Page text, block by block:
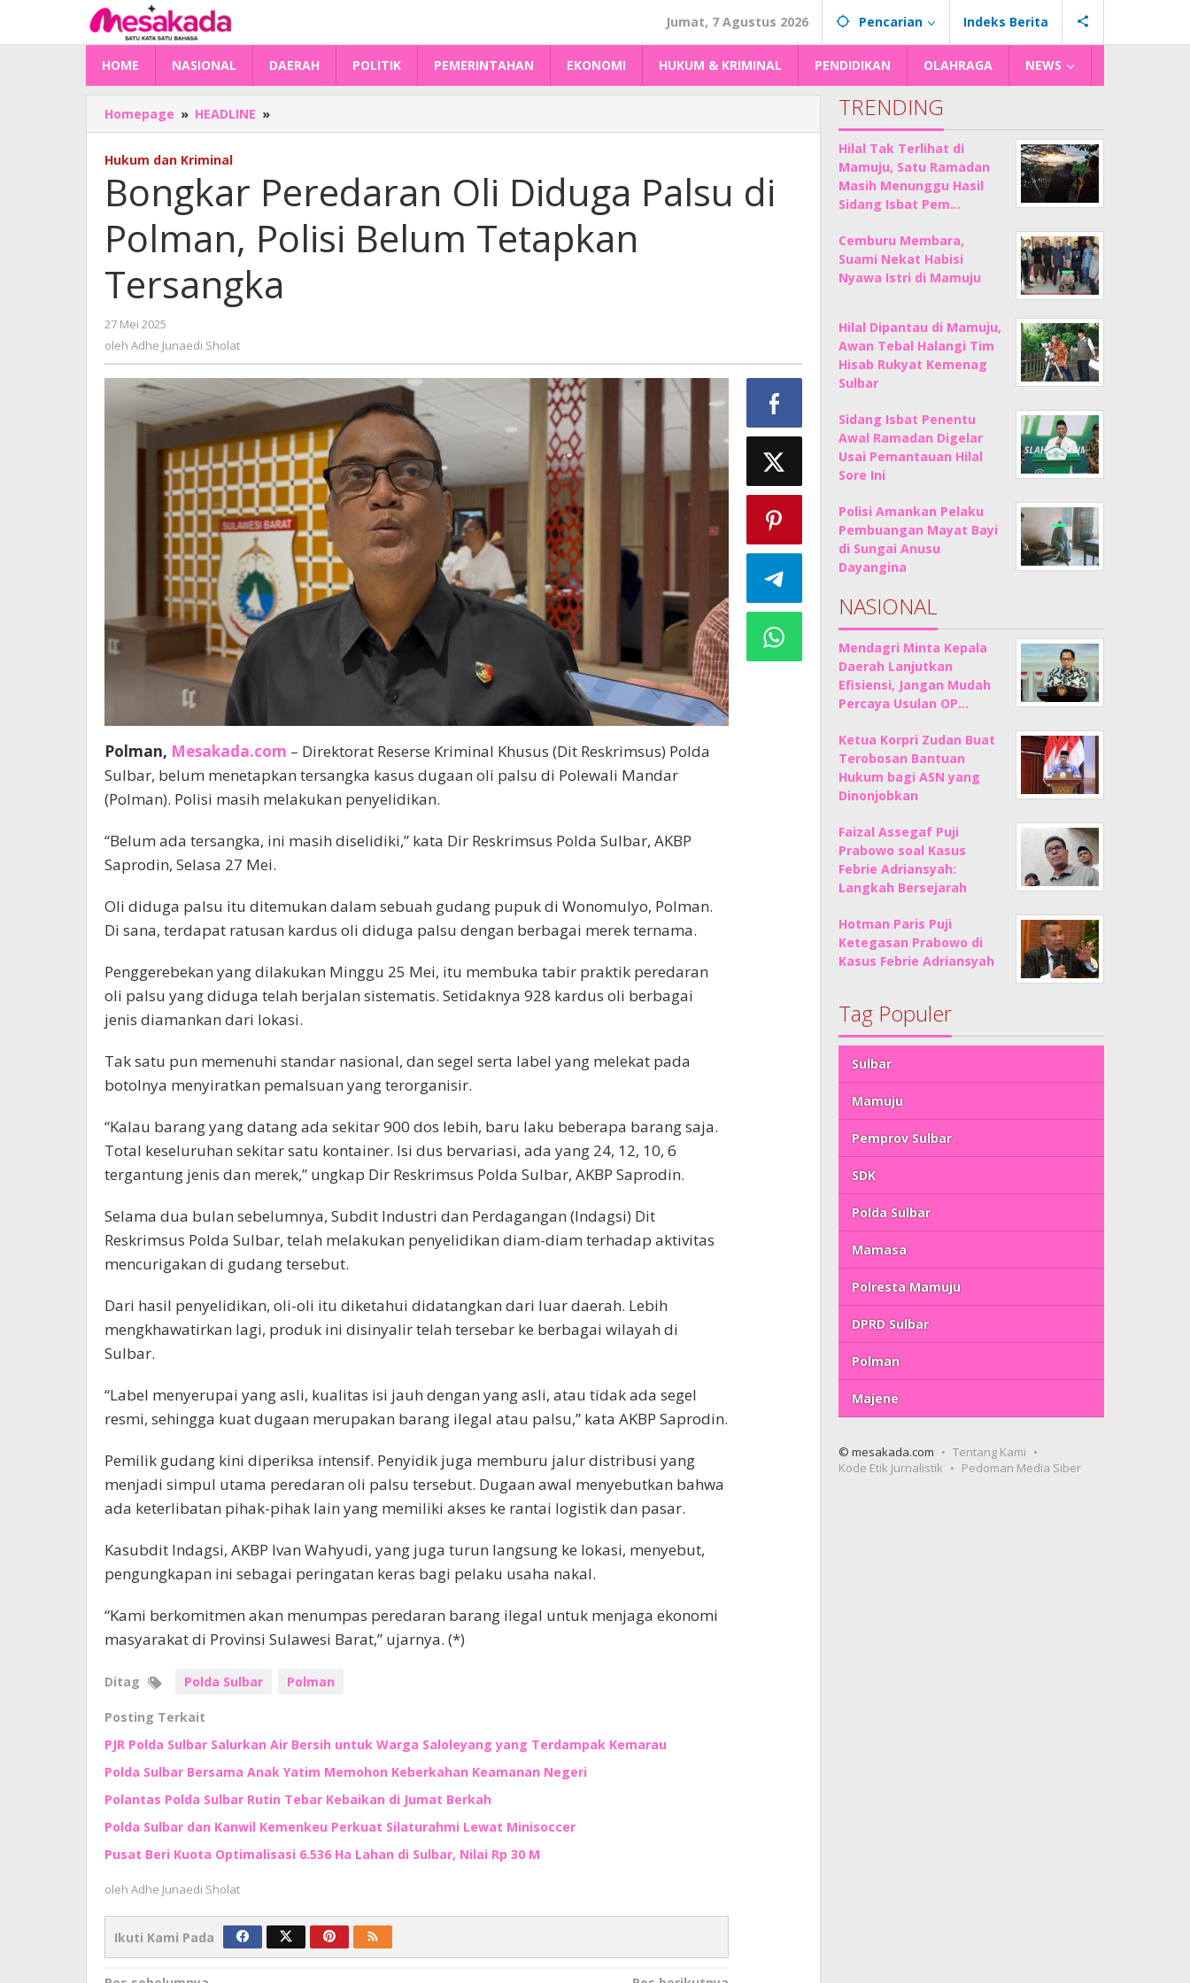
konten
Jumat, 7 Agustus 2026 Pencarian Indeks Berita
HOME NASIONAL DAERAH POLITIK PEMERINTAHAN EKONOMI HUKUM & KRIMINAL PENDIDIKAN OLAHRAGA NEWS
Homepage » HEADLINE »
Peredaran
Palsu
Polman,
Polisi
Tetapkan
Tersangka
Hukum dan Kriminal
Bongkar Peredaran Oli Diduga Palsu di
Polman, Polisi Belum Tetapkan
Tersangka
27 Mei 2025
Adhe
oleh Adhe Junaedi Sholat
Polman, Mesakada.com – Direktorat Reserse Kriminal Khusus (Dit Reskrimsus) Polda
Sulbar, belum menetapkan tersangka kasus dugaan oli palsu di Polewali Mandar
(Polman). Polisi masih melakukan penyelidikan.
“Belum ada tersangka, ini masih diselidiki,” kata Dir Reskrimsus Polda Sulbar, AKBP
Saprodin, Selasa 27 Mei.
Oli diduga palsu itu ditemukan dalam sebuah gudang pupuk di Wonomulyo, Polman.
Di sana, terdapat ratusan kardus oli diduga palsu dengan berbagai merek ternama.
Penggerebekan yang dilakukan Minggu 25 Mei, itu membuka tabir praktik peredaran
oli palsu yang diduga telah berjalan sistematis. Setidaknya 928 kardus oli berbagai
jenis diamankan dari lokasi.
Tak satu pun memenuhi standar nasional, dan segel serta label yang melekat pada
botolnya menyiratkan pemalsuan yang terorganisir.
“Kalau barang yang datang ada sekitar 900 dos lebih, baru laku beberapa barang saja.
Total keseluruhan sekitar satu kontainer. Isi dus bervariasi, ada yang 24, 12, 10, 6
tergantung jenis dan merek,” ungkap Dir Reskrimsus Polda Sulbar, AKBP Saprodin.
Selama dua bulan sebelumnya, Subdit Industri dan Perdagangan (Indagsi) Dit
Reskrimsus Polda Sulbar, telah melakukan penyelidikan diam-diam terhadap aktivitas
mencurigakan di gudang tersebut.
Dari hasil penyelidikan, oli-oli itu diketahui didatangkan dari luar daerah. Lebih
mengkhawatirkan lagi, produk ini disinyalir telah tersebar ke berbagai wilayah di
Sulbar.
“Label menyerupai yang asli, kualitas isi jauh dengan yang asli, atau tidak ada segel
resmi, sehingga kuat dugaan merupakan barang ilegal atau palsu,” kata AKBP Saprodin.
Pemilik gudang kini diperiksa intensif. Penyidik juga memburu jalur distribusi yang
menjadi simpul utama peredaran oli palsu tersebut. Dugaan awal menyebutkan bahwa
ada keterlibatan pihak-pihak lain yang memiliki akses ke rantai logistik dan pasar.
Kasubdit Indagsi, AKBP Ivan Wahyudi, yang juga turun langsung ke lokasi, menyebut,
pengungkapan ini sebagai peringatan keras bagi pelaku usaha nakal.
“Kami berkomitmen akan menumpas peredaran barang ilegal untuk menjaga ekonomi
masyarakat di Provinsi Sulawesi Barat,” ujarnya. (*)
Ditag Polda Sulbar Polman
Posting Terkait
PJR Polda Sulbar Salurkan Air Bersih untuk Warga Saloleyang yang Terdampak Kemarau
Polda Sulbar Bersama Anak Yatim Memohon Keberkahan Keamanan Negeri
Polantas Polda Sulbar Rutin Tebar Kebaikan di Jumat Berkah
Polda Sulbar dan Kanwil Kemenkeu Perkuat Silaturahmi Lewat Minisoccer
Pusat Beri Kuota Optimalisasi 6.536 Ha Lahan di Sulbar, Nilai Rp 30 M
oleh Adhe Junaedi Sholat
Ikuti Kami Pada
TRENDING
Hilal Tak Terlihat di
Mamuju, Satu Ramadan
Masih Menunggu Hasil
Sidang Isbat Pem…
Cemburu Membara,
Suami Nekat Habisi
Nyawa Istri di Mamuju
Hilal Dipantau di Mamuju,
Awan Tebal Halangi Tim
Hisab Rukyat Kemenag
Sulbar
Sidang Isbat Penentu
Awal Ramadan Digelar
Usai Pemantauan Hilal
Sore Ini
Polisi Amankan Pelaku
Pembuangan Mayat Bayi
di Sungai Anusu
Dayangina
NASIONAL
Mendagri Minta Kepala
Daerah Lanjutkan
Efisiensi, Jangan Mudah
Percaya Usulan OP…
Ketua Korpri Zudan Buat
Terobosan Bantuan
Hukum bagi ASN yang
Dinonjobkan
Faizal Assegaf Puji
Prabowo soal Kasus
Febrie Adriansyah:
Langkah Bersejarah
Hotman Paris Puji
Ketegasan Prabowo di
Kasus Febrie Adriansyah
Tag Populer
Sulbar
Mamuju
Pemprov Sulbar
SDK
Polda Sulbar
Mamasa
Polresta Mamuju
DPRD Sulbar
Polman
Majene
© mesakada.com
Tentang Kami
Kode Etik Jurnalistik
Pedoman Media Siber